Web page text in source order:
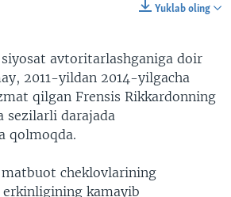
Yuklab oling
siyosat avtoritarlashganiga doir
2011-yildan 2014-yilgacha
qilgan Frensis Rikkardonning
sezilarli darajada
qolmoqda.
cheklovlarining
erkinligining kamayib